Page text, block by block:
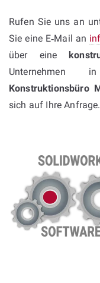
Rufen Sie uns an
Sie eine E‑Mail an
über eine
Unternehmen
Konstruktionsbüro
sich auf Ihre Anfrage.